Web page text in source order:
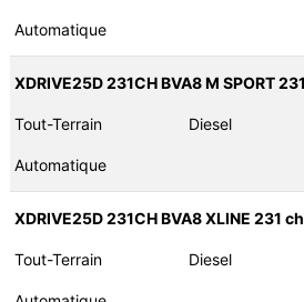
Automatique
XDRIVE25D 231CH BVA8 M SPORT
Tout-Terrain Diesel
Automatique
XDRIVE25D 231CH BVA8 XLINE 231
Tout-Terrain Diesel